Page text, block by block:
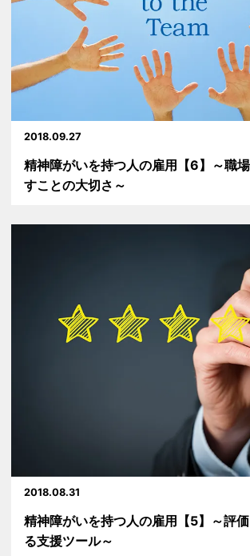
2018.09.27
精神障がいを持つ人の雇用【6】～職
すことの大切さ～
2018.08.31
精神障がいを持つ人の雇用【5】～評
る支援ツール～